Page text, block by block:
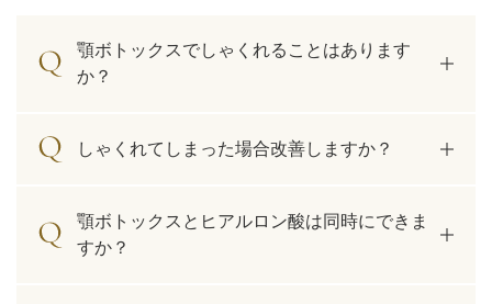
顎ボトックスでしゃくれることはあります
か？
しゃくれてしまった場合改善しますか？
顎ボトックスとヒアルロン酸は同時にできま
すか？